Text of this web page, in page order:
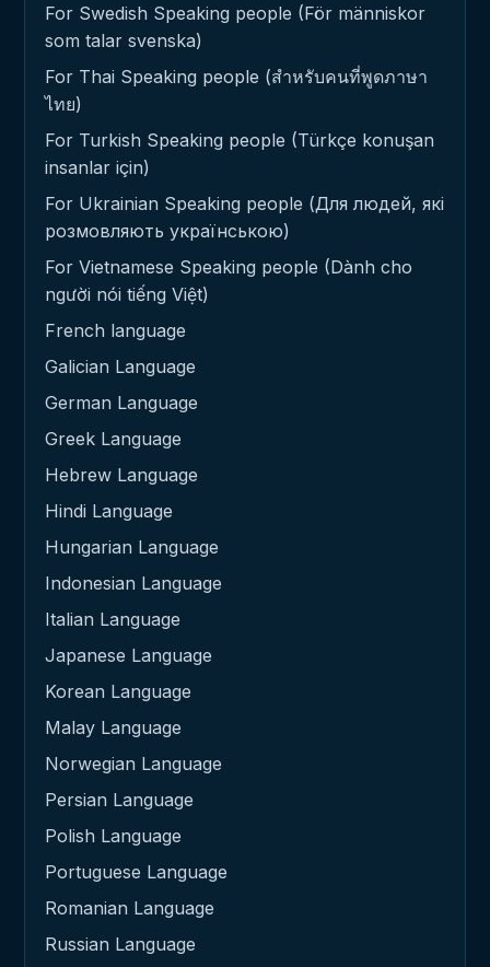
For Swedish Speaking people (För människor
som talar svenska)
For Thai Speaking people (สำหรับคนที่พูดภาษา
ไทย)
For Turkish Speaking people (Türkçe konuşan
insanlar için)
For Ukrainian Speaking people (Для людей, які
розмовляють українською)
For Vietnamese Speaking people (Dành cho
người nói tiếng Việt)
French language
Galician Language
German Language
Greek Language
Hebrew Language
Hindi Language
Hungarian Language
Indonesian Language
Italian Language
Japanese Language
Korean Language
Malay Language
Norwegian Language
Persian Language
Polish Language
Portuguese Language
Romanian Language
Russian Language